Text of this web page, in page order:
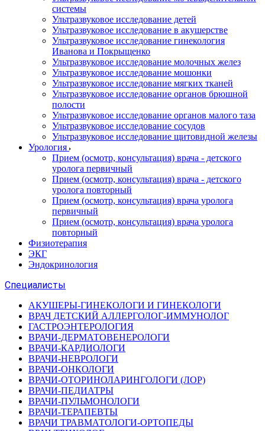
системы
Ультразвуковое исследование детей
Ультразвуковое исследование в акушерстве
Ультразвуковое исследование гинекология
Иванова и Покрыщенко
Ультразвуковое исследование молочных желез
Ультразвуковое исследование мошонки
Ультразвуковое исследование мягких тканей
Ультразвуковое исследование органов брюшной
полости
Ультразвуковое исследование органов малого таза
Ультразвуковое исследование сосудов
Ультразвуковое исследование щитовидной железы
Урология
Прием (осмотр, консультация) врача - детского
уролога первичный
Прием (осмотр, консультация) врача - детского
уролога повторный
Прием (осмотр, консультация) врача уролога
первичный
Прием (осмотр, консультация) врача уролога
повторный
Физиотерапия
ЭКГ
Эндокринология
Специалисты
АКУШЕРЫ-ГИНЕКОЛОГИ И ГИНЕКОЛОГИ
ВРАЧ ДЕТСКИЙ АЛЛЕРГОЛОГ-ИММУНОЛОГ
ГАСТРОЭНТЕРОЛОГИЯ
ВРАЧИ-ДЕРМАТОВЕНЕРОЛОГИ
ВРАЧИ-КАРДИОЛОГИ
ВРАЧИ-НЕВРОЛОГИ
ВРАЧИ-ОНКОЛОГИ
ВРАЧИ-ОТОРИНОЛАРИНГОЛОГИ (ЛОР)
ВРАЧИ-ПЕДИАТРЫ
ВРАЧИ-ПУЛЬМОНОЛОГИ
ВРАЧИ-ТЕРАПЕВТЫ
ВРАЧИ ТРАВМАТОЛОГИ-ОРТОПЕДЫ